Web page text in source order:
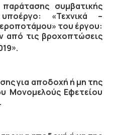
συμβατικής
«Τεχνικά –
του έργου:
από τις βροχοπτώσεις
για αποδοχή ή μη της
Μονομελούς Εφετείου